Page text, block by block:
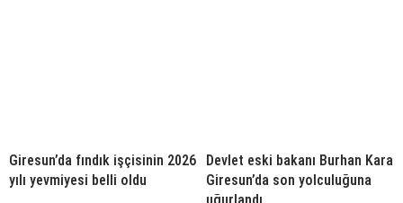
Giresun’da fındık işçisinin 2026
yılı yevmiyesi belli oldu
Devlet eski bakanı Burhan Kara
Giresun’da son yolculuğuna